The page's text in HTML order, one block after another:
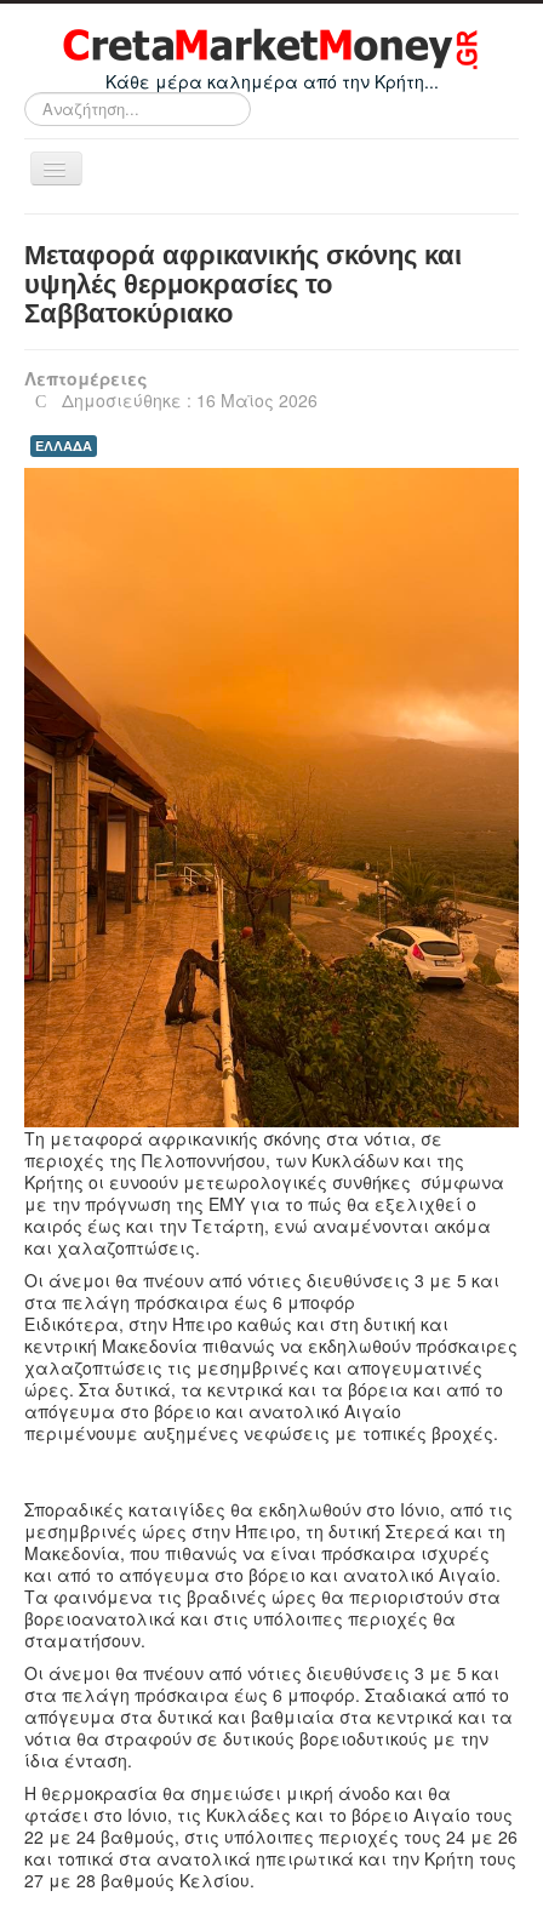
Κάθε μέρα καλημέρα από την Κρήτη...
Αναζήτηση...
Εναλλαγή
πλοήγησης
Οικονομικά
Κρήτη
Ε.Ε.
Κόσμος
Βίντεο
Συνταγές
Μεταφορά αφρικανικής σκόνης και
υψηλές θερμοκρασίες το
Σαββατοκύριακο
Λεπτομέρειες
Δημοσιεύθηκε : 16 Μαϊος 2026
ΕΛΛΑΔΑ
Τη μεταφορά αφρικανικής σκόνης στα νότια, σε
περιοχές της Πελοποννήσου, των Κυκλάδων και της
Κρήτης οι ευνοούν μετεωρολογικές συνθήκες σύμφωνα
με την πρόγνωση της ΕΜΥ για το πώς θα εξελιχθεί ο
καιρός έως και την Τετάρτη, ενώ αναμένονται ακόμα
και χαλαζοπτώσεις.
Οι άνεμοι θα πνέουν από νότιες διευθύνσεις 3 με 5 και
στα πελάγη πρόσκαιρα έως 6 μποφόρ
Ειδικότερα, στην Ήπειρο καθώς και στη δυτική και
κεντρική Μακεδονία πιθανώς να εκδηλωθούν πρόσκαιρες
χαλαζοπτώσεις τις μεσημβρινές και απογευματινές
ώρες. Στα δυτικά, τα κεντρικά και τα βόρεια και από το
απόγευμα στο βόρειο και ανατολικό Αιγαίο
περιμένουμε αυξημένες νεφώσεις με τοπικές βροχές.
Σποραδικές καταιγίδες θα εκδηλωθούν στο Ιόνιο, από τις
μεσημβρινές ώρες στην Ήπειρο, τη δυτική Στερεά και τη
Μακεδονία, που πιθανώς να είναι πρόσκαιρα ισχυρές
και από το απόγευμα στο βόρειο και ανατολικό Αιγαίο.
Τα φαινόμενα τις βραδινές ώρες θα περιοριστούν στα
βορειοανατολικά και στις υπόλοιπες περιοχές θα
σταματήσουν.
Οι άνεμοι θα πνέουν από νότιες διευθύνσεις 3 με 5 και
στα πελάγη πρόσκαιρα έως 6 μποφόρ. Σταδιακά από το
απόγευμα στα δυτικά και βαθμιαία στα κεντρικά και τα
νότια θα στραφούν σε δυτικούς βορειοδυτικούς με την
ίδια ένταση.
Η θερμοκρασία θα σημειώσει μικρή άνοδο και θα
φτάσει στο Ιόνιο, τις Κυκλάδες και το βόρειο Αιγαίο τους
22 με 24 βαθμούς, στις υπόλοιπες περιοχές τους 24 με 26
και τοπικά στα ανατολικά ηπειρωτικά και την Κρήτη τους
27 με 28 βαθμούς Κελσίου.